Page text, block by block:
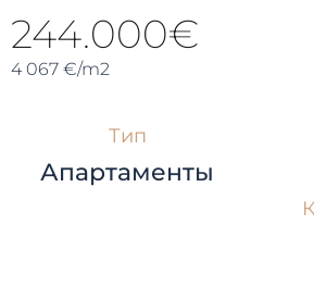
244.000€
4 067 €/m2
Тип
Апартаменты